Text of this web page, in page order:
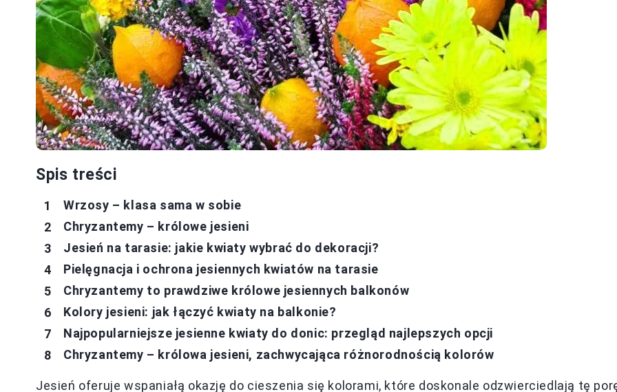
Spis treści
Wrzosy – klasa sama w sobie
Chryzantemy – królowe jesieni
Jesień na tarasie: jakie kwiaty wybrać do dekoracji?
Pielęgnacja i ochrona jesiennych kwiatów na tarasie
Chryzantemy to prawdziwe królowe jesiennych balkonów
Kolory jesieni: jak łączyć kwiaty na balkonie?
Najpopularniejsze jesienne kwiaty do donic: przegląd najlepszych opcji
Chryzantemy – królowa jesieni, zachwycająca różnorodnością kolorów
Jesień oferuje wspaniałą okazję do cieszenia się kolorami, które doskonale odzwierciedlają tę